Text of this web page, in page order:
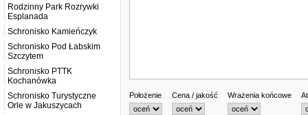
Rodzinny Park Rozrywki
Esplanada
Schronisko Kamieńczyk
Schronisko Pod Łabskim
Szczytem
Schronisko PTTK
Kochanówka
Schronisko Turystyczne
Orle w Jakuszycach
Położenie Cena / jakość Wrażenia końcowe